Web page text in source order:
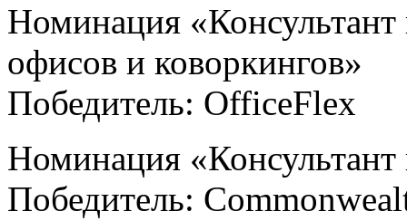
Номинация «Консультант
офисов и коворкингов»
Победитель: OfficeFlex
Номинация «Консультант
Победитель: